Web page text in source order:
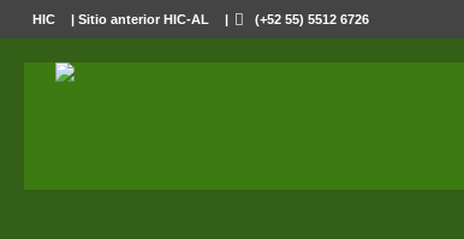
HIC | Sitio anterior HIC-AL | (+52 55) 5512 6726